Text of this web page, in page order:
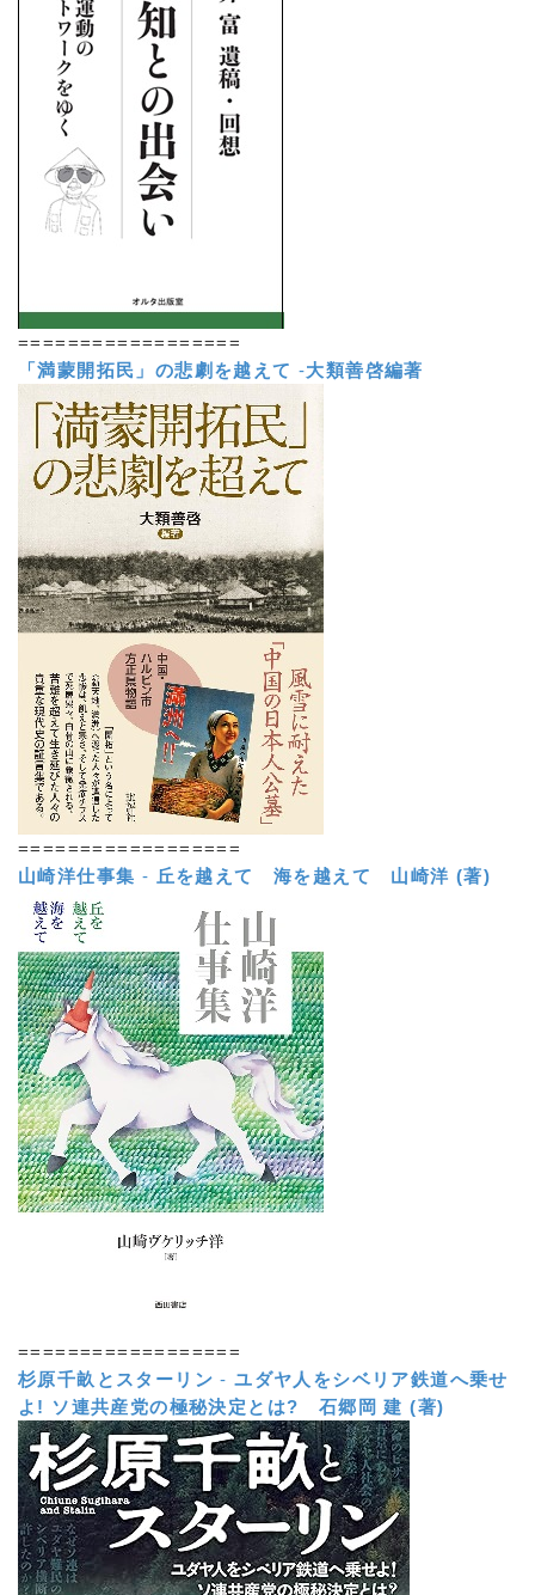
==================
「満蒙開拓民」の悲劇を越えて -大類善啓編著
==================
山崎洋仕事集 - 丘を越えて 海を越えて 山崎洋 (著)
==================
杉原千畝とスターリン -ユダヤ人をシベリア鉄道へ乗せ
よ! ソ連共産党の極秘決定とは?
石郷岡 建 (著)